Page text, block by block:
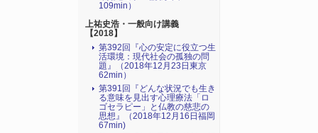
109min）
上祐史浩・一般向け講義
【2018】
第392回『心の安定に役立つ生
活環境：現代社会の孤独の問
題』（2018年12月23日東京
62min）
第391回『どんな状況でも生き
る意味を見出す心理療法「ロ
ゴセラピー」と仏教の慈悲の
思想』（2018年12月16日福岡
67min)